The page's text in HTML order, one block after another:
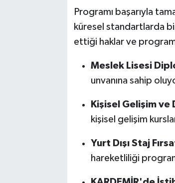
Programı başarıyla
küresel standartlarda
ettiği haklar ve
Meslek Lisesi
unvanına sahip
Kişisel Gelişim ve
kişisel gelişim
Yurt Dışı Staj
hareketliliği